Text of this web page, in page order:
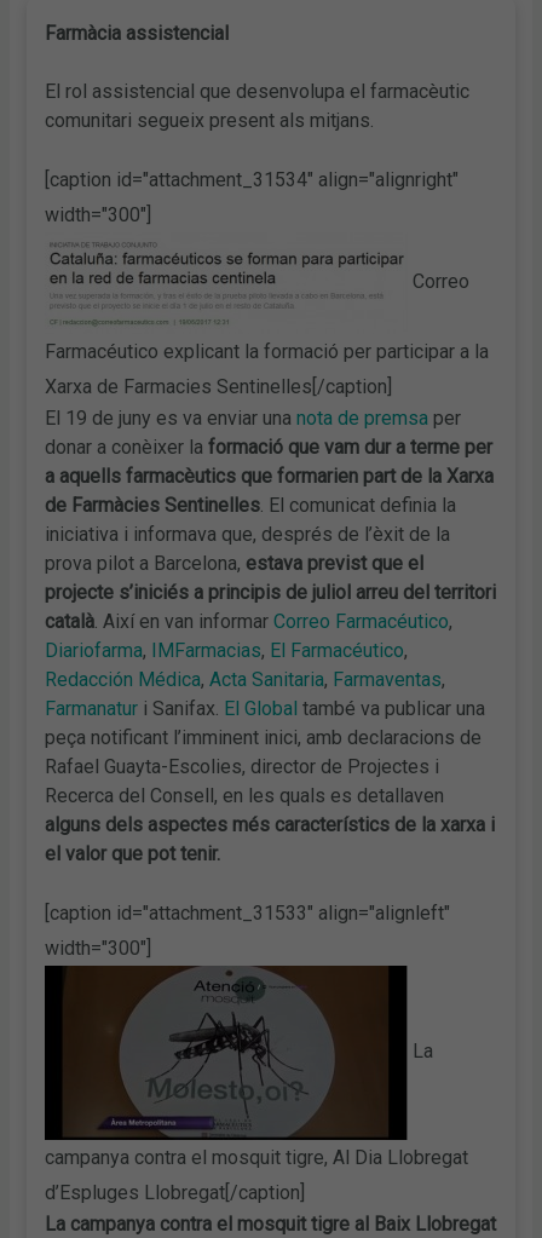
Farmàcia assistencial
El rol assistencial que desenvolupa el farmacèutic
comunitari segueix present als mitjans.
[caption id="attachment_31534" align="alignright"
width="300"]
Correo
Farmacéutico explicant la formació per participar a la
Xarxa de Farmacies Sentinelles[/caption]
El 19 de juny es va enviar unanota de premsa per
donar a conèixer la formació que vam dur a terme per
a aquells farmacèutics que formarien part de la Xarxa
de Farmàcies Sentinelles. El comunicat definia la
iniciativa i informava que, després de l’èxit de la
prova pilot a Barcelona, estava previst que el
projecte s’iniciés a principis de juliol arreu del territori
català. Així en van informarCorreo Farmacéutico,
Diariofarma, IMFarmacias, El Farmacéutico,
Redacción Médica,Acta Sanitaria, Farmaventas,
Farmanatur i Sanifax. El Global també va publicar una
peça notificant l’imminent inici, amb declaracions de
Rafael Guayta-Escolies, director de Projectes i
Recerca del Consell, en les quals es detallaven
alguns dels aspectes més característics de la xarxa i
el valor que pot tenir.
[caption id="attachment_31533" align="alignleft"
width="300"]
La
campanya contra el mosquit tigre, Al Dia Llobregat
d’Espluges Llobregat[/caption]
La campanya contra el mosquit tigre al Baix Llobregat